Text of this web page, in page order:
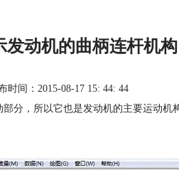
发动机的曲柄连杆机构
时间：2015-08-17 15: 44: 44
分，所以它也是发动机的主要运动机